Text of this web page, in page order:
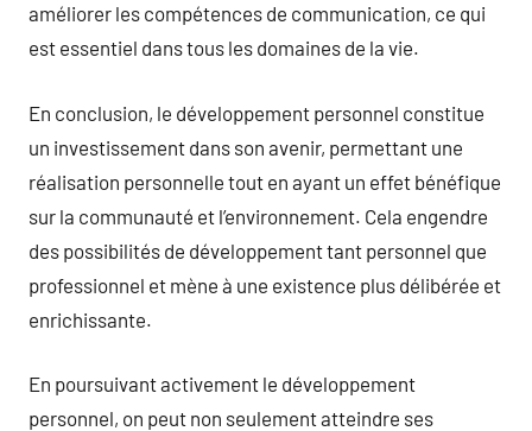
améliorer les compétences de communication, ce qui
est essentiel dans tous les domaines de la vie.
En conclusion, le développement personnel constitue
un investissement dans son avenir, permettant une
réalisation personnelle tout en ayant un effet bénéfique
sur la communauté et l’environnement. Cela engendre
des possibilités de développement tant personnel que
professionnel et mène à une existence plus délibérée et
enrichissante.
En poursuivant activement le développement
personnel, on peut non seulement atteindre ses